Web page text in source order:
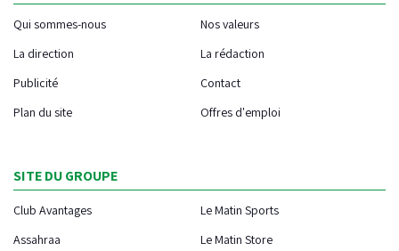
Qui sommes-nous
Nos valeurs
La direction
La rédaction
Publicité
Contact
Plan du site
Offres d'emploi
SITE DU GROUPE
Club Avantages
Le Matin Sports
Assahraa
Le Matin Store